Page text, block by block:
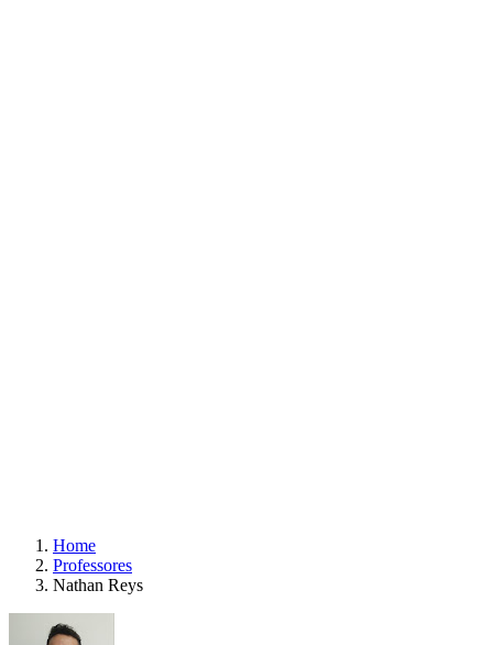
Home
Professores
Nathan Reys